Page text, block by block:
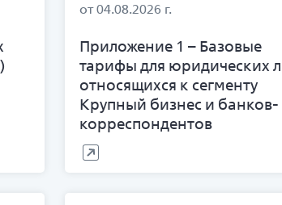
от 04.08.2026 г.
Приложение 1 – Базовые
тарифы для юридических
относящихся к сегменту
Крупный бизнес и банков-
корреспондентов